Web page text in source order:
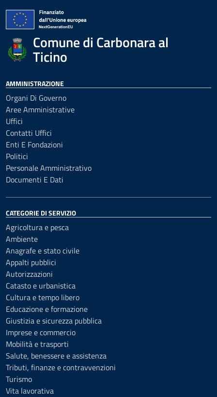
Comune di Carbonara al
Ticino
AMMINISTRAZIONE
Organi Di Governo
Aree Amministrative
Uffici
Contatti Uffici
Enti E Fondazioni
Politici
Personale Amministrativo
Documenti E Dati
CATEGORIE DI SERVIZIO
Agricoltura e pesca
Ambiente
Anagrafe e stato civile
Appalti pubblici
Autorizzazioni
Catasto e urbanistica
Cultura e tempo libero
Educazione e formazione
Giustizia e sicurezza pubblica
Imprese e commercio
Mobilità e trasporti
Salute, benessere e assistenza
Tributi, finanze e contravvenzioni
Turismo
Vita lavorativa